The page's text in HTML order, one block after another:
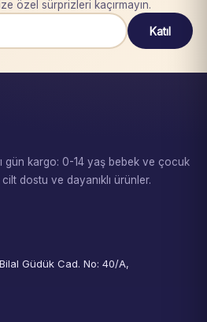
özel sürprizleri kaçırmayın.
Katıl
gün kargo: 0-14 yaş bebek ve çocuk
dostu ve dayanıklı ürünler.
Güdük Cad. No: 40/A,